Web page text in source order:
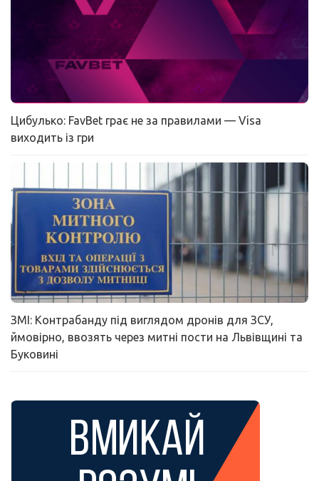
Цибулько: FavBet грає не за правилами — Visa
виходить із гри
ЗМІ: Контрабанду під виглядом дронів для ЗСУ,
ймовірно, ввозять через митні пости на Львівщині та
Буковині